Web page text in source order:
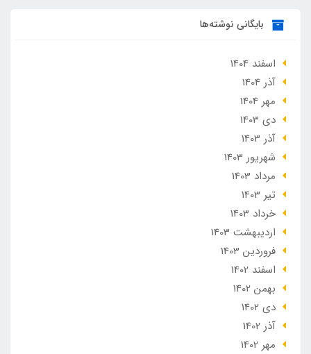
بایگانی نوشته‌ها
اسفند 1404
آذر 1404
مهر 1404
دی 1403
آذر 1403
شهریور 1403
مرداد 1403
تير 1403
خرداد 1403
ارديبهشت 1403
فروردین 1403
اسفند 1402
بهمن 1402
دی 1402
آذر 1402
مهر 1402